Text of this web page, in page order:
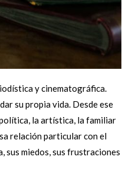
y cinematográfica.
su propia vida. Desde ese
la artística, la familiar
relación particular con el
sus miedos, sus frustraciones